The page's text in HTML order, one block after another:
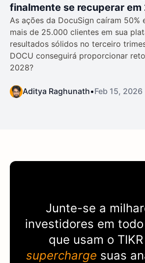
finalmente se recuperar em
As ações da DocuSign caíram 50%
mais de 25.000 clientes em sua
resultados sólidos no terceiro
DOCU conseguirá proporcionar
2028?
Aditya Raghunath•Feb 15, 2026
Junte-se a
investidores em
que usam o TIKR
supercharge suas